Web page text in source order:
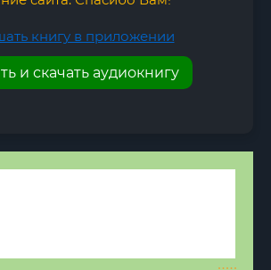
книгу в приложении
и скачать аудиокнигу